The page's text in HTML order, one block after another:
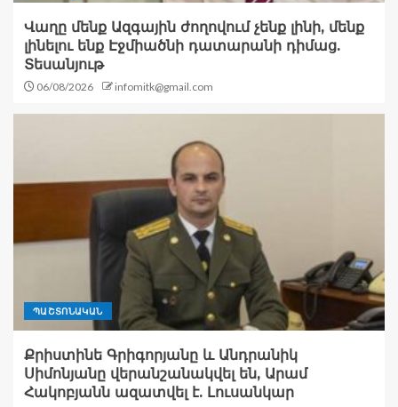
Վաղը մենք Ազգային ժողովում չենք լինի, մենք
լինելու ենք Էջմիածնի դատարանի դիմաց.
Տեսանյութ
06/08/2026 infomitk@gmail.com
ՊԱՇՏՈՆԱԿԱՆ
Քրիստինե Գրիգորյանը և Անդրանիկ
Սիմոնյանը վերանշանակվել են, Արամ
Հակոբյանն ազատվել է. Լուսանկար